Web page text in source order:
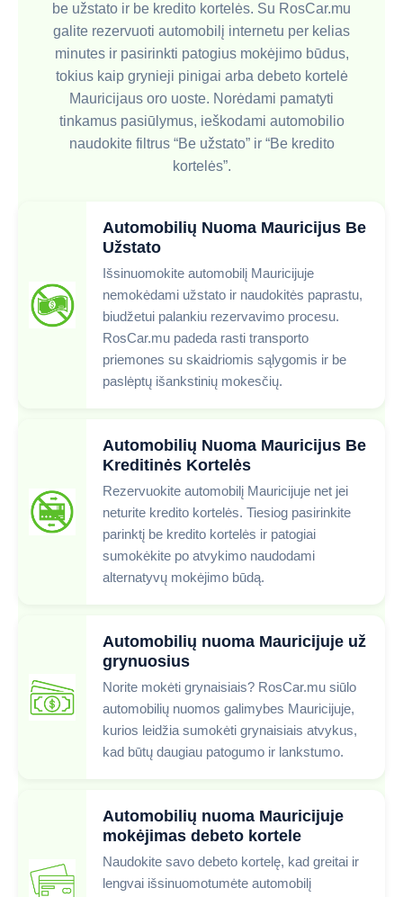
be užstato ir be kredito kortelės. Su RosCar.mu
galite rezervuoti automobilį internetu per kelias
minutes ir pasirinkti patogius mokėjimo būdus,
tokius kaip grynieji pinigai arba debeto kortelė
Mauricijaus oro uoste. Norėdami pamatyti
tinkamus pasiūlymus, ieškodami automobilio
naudokite filtrus “Be užstato” ir “Be kredito
kortelės”.
Automobilių Nuoma Mauricijus Be
Užstato
Išsinuomokite automobilį Mauricijuje
nemokėdami užstato ir naudokitės paprastu,
biudžetui palankiu rezervavimo procesu.
RosCar.mu padeda rasti transporto
priemones su skaidriomis sąlygomis ir be
paslėptų išankstinių mokesčių.
Automobilių Nuoma Mauricijus Be
Kreditinės Kortelės
Rezervuokite automobilį Mauricijuje net jei
neturite kredito kortelės. Tiesiog pasirinkite
parinktį be kredito kortelės ir patogiai
sumokėkite po atvykimo naudodami
alternatyvų mokėjimo būdą.
Automobilių nuoma Mauricijuje už
grynuosius
Norite mokėti grynaisiais? RosCar.mu siūlo
automobilių nuomos galimybes Mauricijuje,
kurios leidžia sumokėti grynaisiais atvykus,
kad būtų daugiau patogumo ir lankstumo.
Automobilių nuoma Mauricijuje
mokėjimas debeto kortele
Naudokite savo debeto kortelę, kad greitai ir
lengvai išsinuomotumėte automobilį